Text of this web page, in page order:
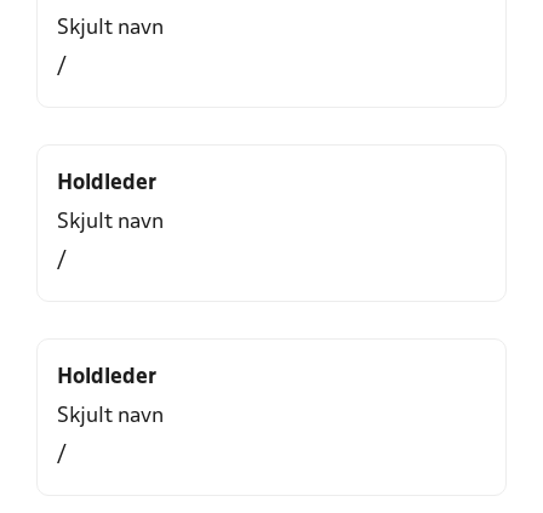
Skjult navn
/
Holdleder
Skjult navn
/
Holdleder
Skjult navn
/